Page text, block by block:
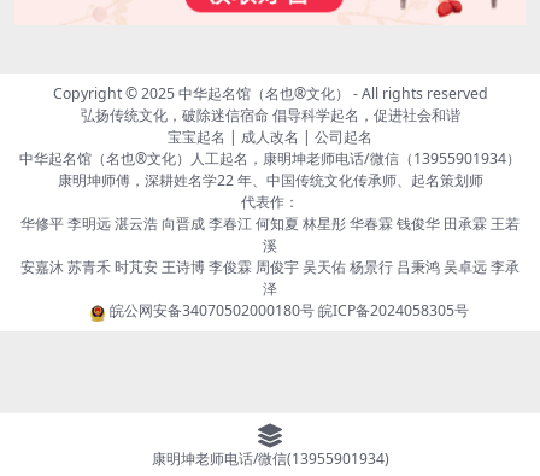
Copyright © 2025中华起名馆（名也®文化） - All rights reserved
弘扬传统文化，破除迷信宿命 倡导科学起名，促进社会和谐
宝宝起名 | 成人改名 | 公司起名
中华起名馆（名也®文化）人工起名，康明坤老师电话/微信（13955901934）
康明坤师傅，深耕姓名学22 年、中国传统文化传承师、起名策划师
代表作：
华修平 李明远 湛云浩 向晋成 李春江 何知夏 林星彤 华春霖 钱俊华 田承霖 王若
溪
安嘉沐 苏青禾 时芃安 王诗博 李俊霖 周俊宇 吴天佑 杨景行 吕秉鸿 吴卓远 李承
泽
皖公网安备34070502000180号皖ICP备2024058305号
康明坤老师电话/微信(13955901934)